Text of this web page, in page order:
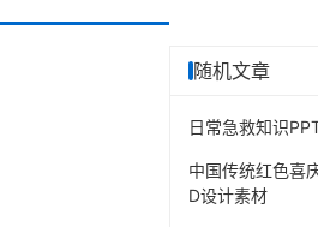
随机文章
日常急救知识
中国传统红色喜
D设计素材